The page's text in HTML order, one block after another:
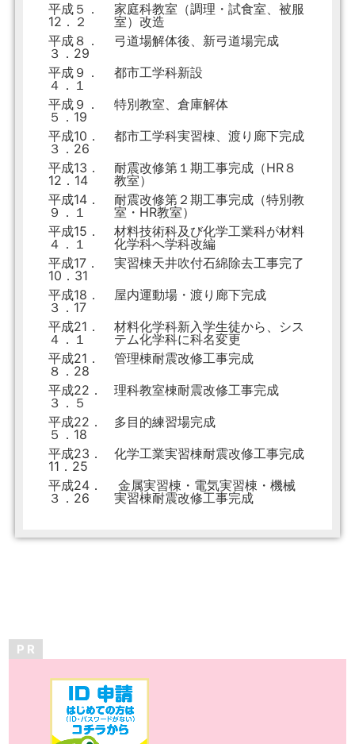
平成５．
12．２
家庭科教室（調理・試食室、被服
室）改造
平成８．
３．29
弓道場解体後、新弓道場完成
平成９．
４．１
都市工学科新設
平成９．
５．19
特別教室、倉庫解体
平成10．
３．26
都市工学科実習棟、渡り廊下完成
平成13．
12．14
耐震改修第１期工事完成（HR８
教室）
平成14．
９．１
耐震改修第２期工事完成（特別教
室・HR教室）
平成15．
４．１
材料技術科及び化学工業科が材料
化学科へ学科改編
平成17．
10．31
実習棟天井吹付石綿除去工事完了
平成18．
３．17
屋内運動場・渡り廊下完成
平成21．
４．１
材料化学科新入学生徒から、シス
テム化学科に科名変更
平成21．
８．28
管理棟耐震改修工事完成
平成22．
３．５
理科教室棟耐震改修工事完成
平成22．
５．18
多目的練習場完成
平成23．
11．25
化学工業実習棟耐震改修工事完成
平成24．
３．26
金属実習棟・電気実習棟・機械
実習棟耐震改修工事完成
P R